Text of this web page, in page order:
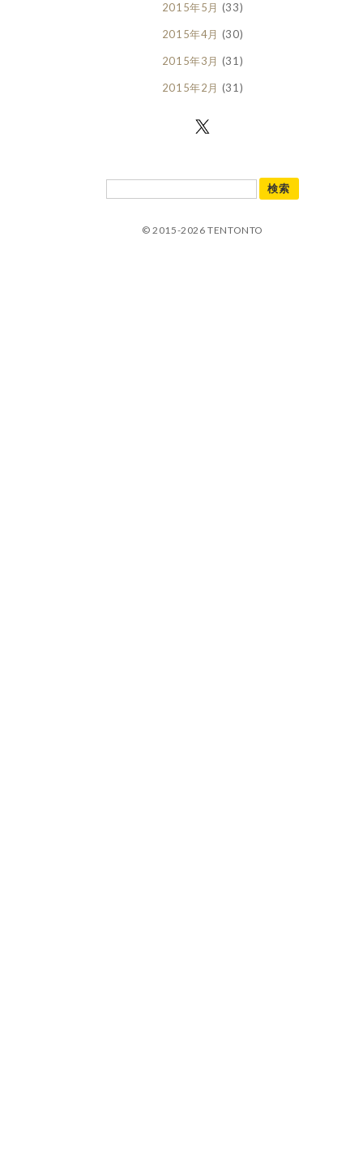
2015年5月 (33)
2015年4月 (30)
2015年3月 (31)
2015年2月 (31)
© 2015-2026 TENTONTO